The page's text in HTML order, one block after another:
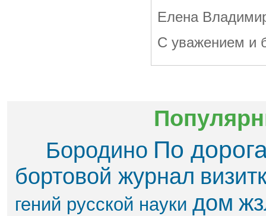
Елена
С уважением и
Бородино По
бортовой журнал
гений русской науки дом